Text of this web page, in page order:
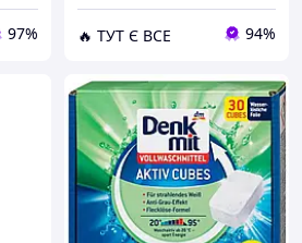
97% 🔥 ТУТ Є ВСЕ 94%